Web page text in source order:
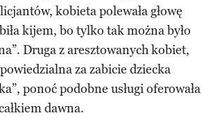
kobieta polewała głowę
kijem, bo tylko tak można było
Druga z aresztowanych kobiet,
za zabicie dziecka
ponoć podobne usługi oferowała
dawna.